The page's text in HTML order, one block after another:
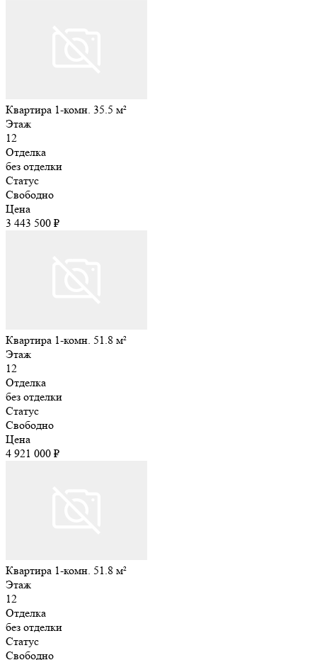
Квартира 1-комн. 35.5 м²
Этаж
12
Отделка
без отделки
Статус
Свободно
Цена
3 443 500 ₽
Квартира 1-комн. 51.8 м²
Этаж
12
Отделка
без отделки
Статус
Свободно
Цена
4 921 000 ₽
Квартира 1-комн. 51.8 м²
Этаж
12
Отделка
без отделки
Статус
Свободно